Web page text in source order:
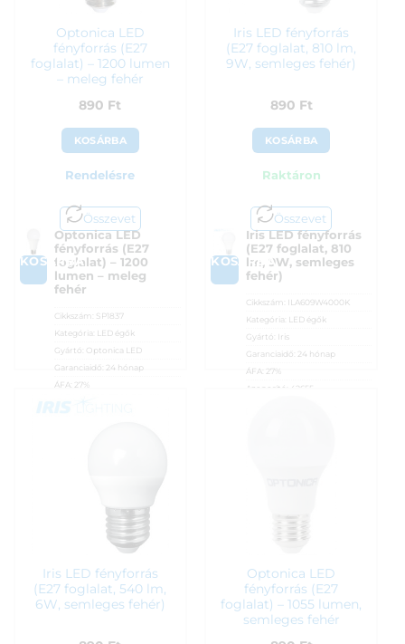
Optonica LED
fényforrás (E27
foglalat) – 1200 lumen
– meleg fehér
890 Ft
KOSÁRBA
Rendelésre
Összevet
KOSÁRBA
Optonica LED
fényforrás (E27
foglalat) – 1200
lumen – meleg
fehér
Cikkszám: SP1837
Kategória: LED égők
Gyártó: Optonica LED
Garanciaidő: 24 hónap
ÁFA:
27%
Iris LED fényforrás
(E27 foglalat, 810 lm,
9W, semleges fehér)
890 Ft
KOSÁRBA
Raktáron
Összevet
KOSÁRBA
Iris LED fényforrás
(E27 foglalat, 810
lm, 9W, semleges
fehér)
Cikkszám: ILA609W4000K
Kategória: LED égők
Gyártó: Iris
Garanciaidő:
24 hónap
ÁFA:
27%
Azonosító:
42655
Iris LED fényforrás
(E27 foglalat, 540 lm,
6W, semleges fehér)
Optonica LED
fényforrás (E27
foglalat) – 1055 lumen,
semleges fehér